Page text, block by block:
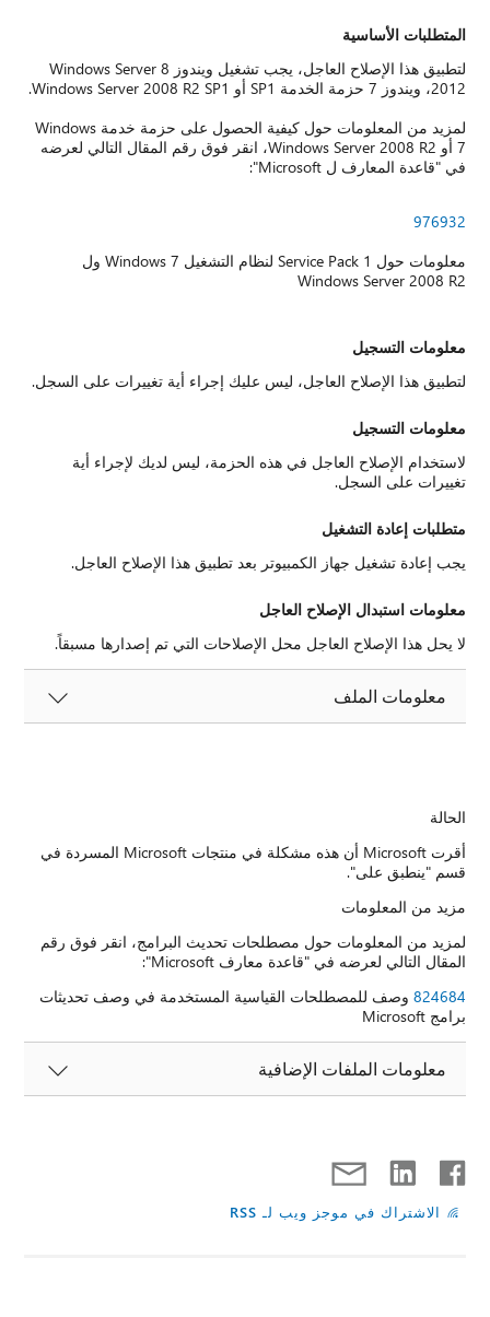
المتطلبات الأساسية
لتطبيق هذا الإصلاح العاجل، يجب تشغيل ويندوز 8 Windows Server
2012، ويندوز 7 حزمة الخدمة SP1 أو Windows Server 2008 R2 SP1.
لمزيد من المعلومات حول كيفية الحصول على حزمة خدمة Windows
7 أو Windows Server 2008 R2، انقر فوق رقم المقال التالي لعرضه
في "قاعدة المعارف ل Microsoft":
976932
معلومات حول Service Pack 1 لنظام التشغيل Windows 7 ول
Windows Server 2008 R2
معلومات التسجيل
لتطبيق هذا الإصلاح العاجل، ليس عليك إجراء أية تغييرات على السجل.
معلومات التسجيل
لاستخدام الإصلاح العاجل في هذه الحزمة، ليس لديك لإجراء أية
تغييرات على السجل.
متطلبات إعادة التشغيل
يجب إعادة تشغيل جهاز الكمبيوتر بعد تطبيق هذا الإصلاح العاجل.
معلومات استبدال الإصلاح العاجل
لا يحل هذا الإصلاح العاجل محل الإصلاحات التي تم إصدارها مسبقاً.
معلومات الملف
الحالة
أقرت Microsoft أن هذه مشكلة في منتجات Microsoft المسردة في
قسم "ينطبق على".
مزيد من المعلومات
لمزيد من المعلومات حول مصطلحات تحديث البرامج، انقر فوق رقم
المقال التالي لعرضه في "قاعدة معارف Microsoft":
824684 وصف للمصطلحات القياسية المستخدمة في وصف تحديثات
برامج Microsoft
معلومات الملفات الإضافية
الاشتراك في موجز ويب لـ RSS